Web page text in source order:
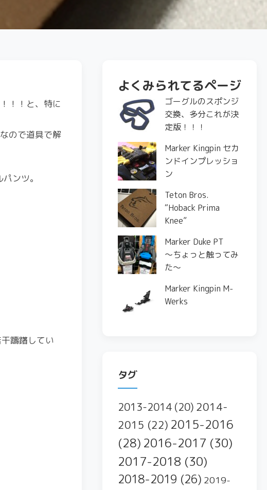
！！と、特に
ので道具で解
ンツ。
躊躇してい
よくみられてるページ
ゴーグルのスポンジ
交換、多分これが決
定版！！！
Marker Kingpin セカ
ンドインプレッショ
ン
Teton Bros.
“Hoback Prima
Knee”
Marker Duke PT
〜ちょっと触ってみ
た〜
Marker Kingpin M-
Werks
タグ
2013-2014 (20) 2014-
2015 (22) 2015-2016
(28) 2016-2017 (30)
2017-2018 (30)
2018-2019 (26) 2019-